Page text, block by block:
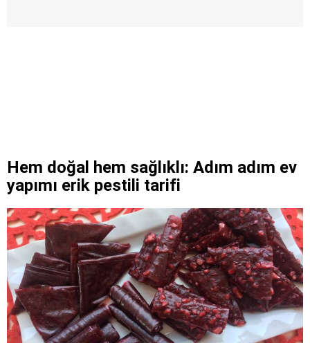
Hem doğal hem sağlıklı: Adım adım ev
yapımı erik pestili tarifi